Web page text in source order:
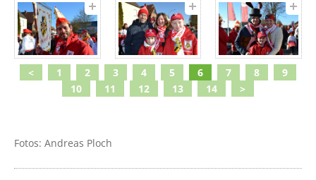
< 1 2 3 4 5 6 7 8
9
10
11 12 13 14 >
Fotos: Andreas Ploch